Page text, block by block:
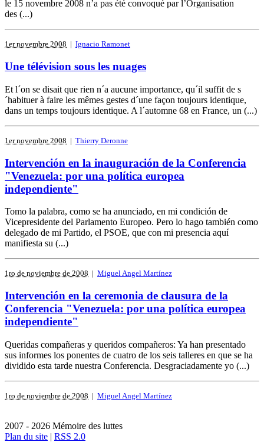
le 15 novembre 2008 n’a pas été convoqué par l’Organisation
des (...)
1er novembre 2008 | Ignacio Ramonet
Une télévision sous les nuages
Et l´on se disait que rien n´a aucune importance, qu´il suffit de s
´habituer à faire les mêmes gestes d´une façon toujours identique,
dans un temps toujours identique. A l´automne 68 en France, un (...)
1er novembre 2008 | Thierry Deronne
Intervención en la inauguración de la Conferencia
"Venezuela: por una política europea
independiente"
Tomo la palabra, como se ha anunciado, en mi condición de
Vicepresidente del Parlamento Europeo. Pero lo hago también como
delegado de mi Partido, el PSOE, que con mi presencia aquí
manifiesta su (...)
1ro de noviembre de 2008 | Miguel Angel Martínez
Intervención en la ceremonia de clausura de la
Conferencia "Venezuela: por una política europea
independiente"
Queridas compañeras y queridos compañeros: Ya han presentado
sus informes los ponentes de cuatro de los seis talleres en que se ha
dividido esta tarde nuestra Conferencia. Desgraciadamente yo (...)
1ro de noviembre de 2008 | Miguel Angel Martínez
2007 - 2026 Mémoire des luttes
Plan du site | RSS 2.0